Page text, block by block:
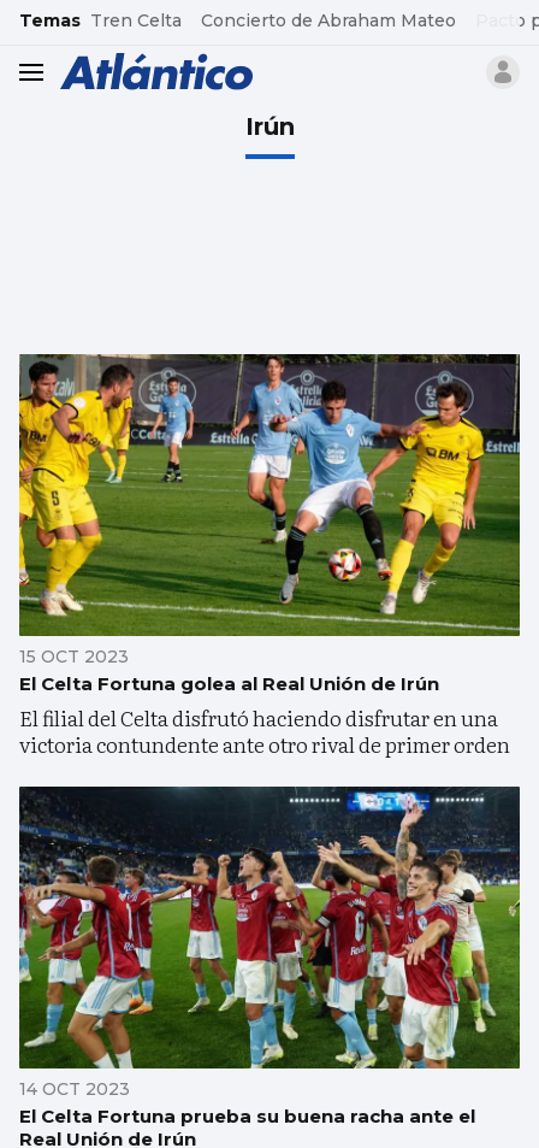
common.go-to-content
Temas Tren Celta Concierto de Abraham Mateo Pacto
header.menu.open
Irún
15 OCT 2023
El Celta Fortuna golea al Real Unión de Irún
El filial del Celta disfrutó haciendo disfrutar en una
victoria contundente ante otro rival de primer orden
14 OCT 2023
El Celta Fortuna prueba su buena racha ante el
Real Unión de Irún